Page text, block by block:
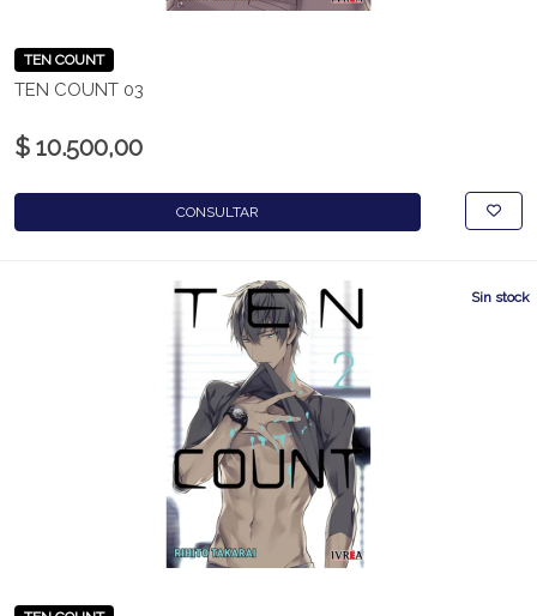
TEN COUNT
TEN COUNT 03
$ 10.500,00
CONSULTAR
Sin stock